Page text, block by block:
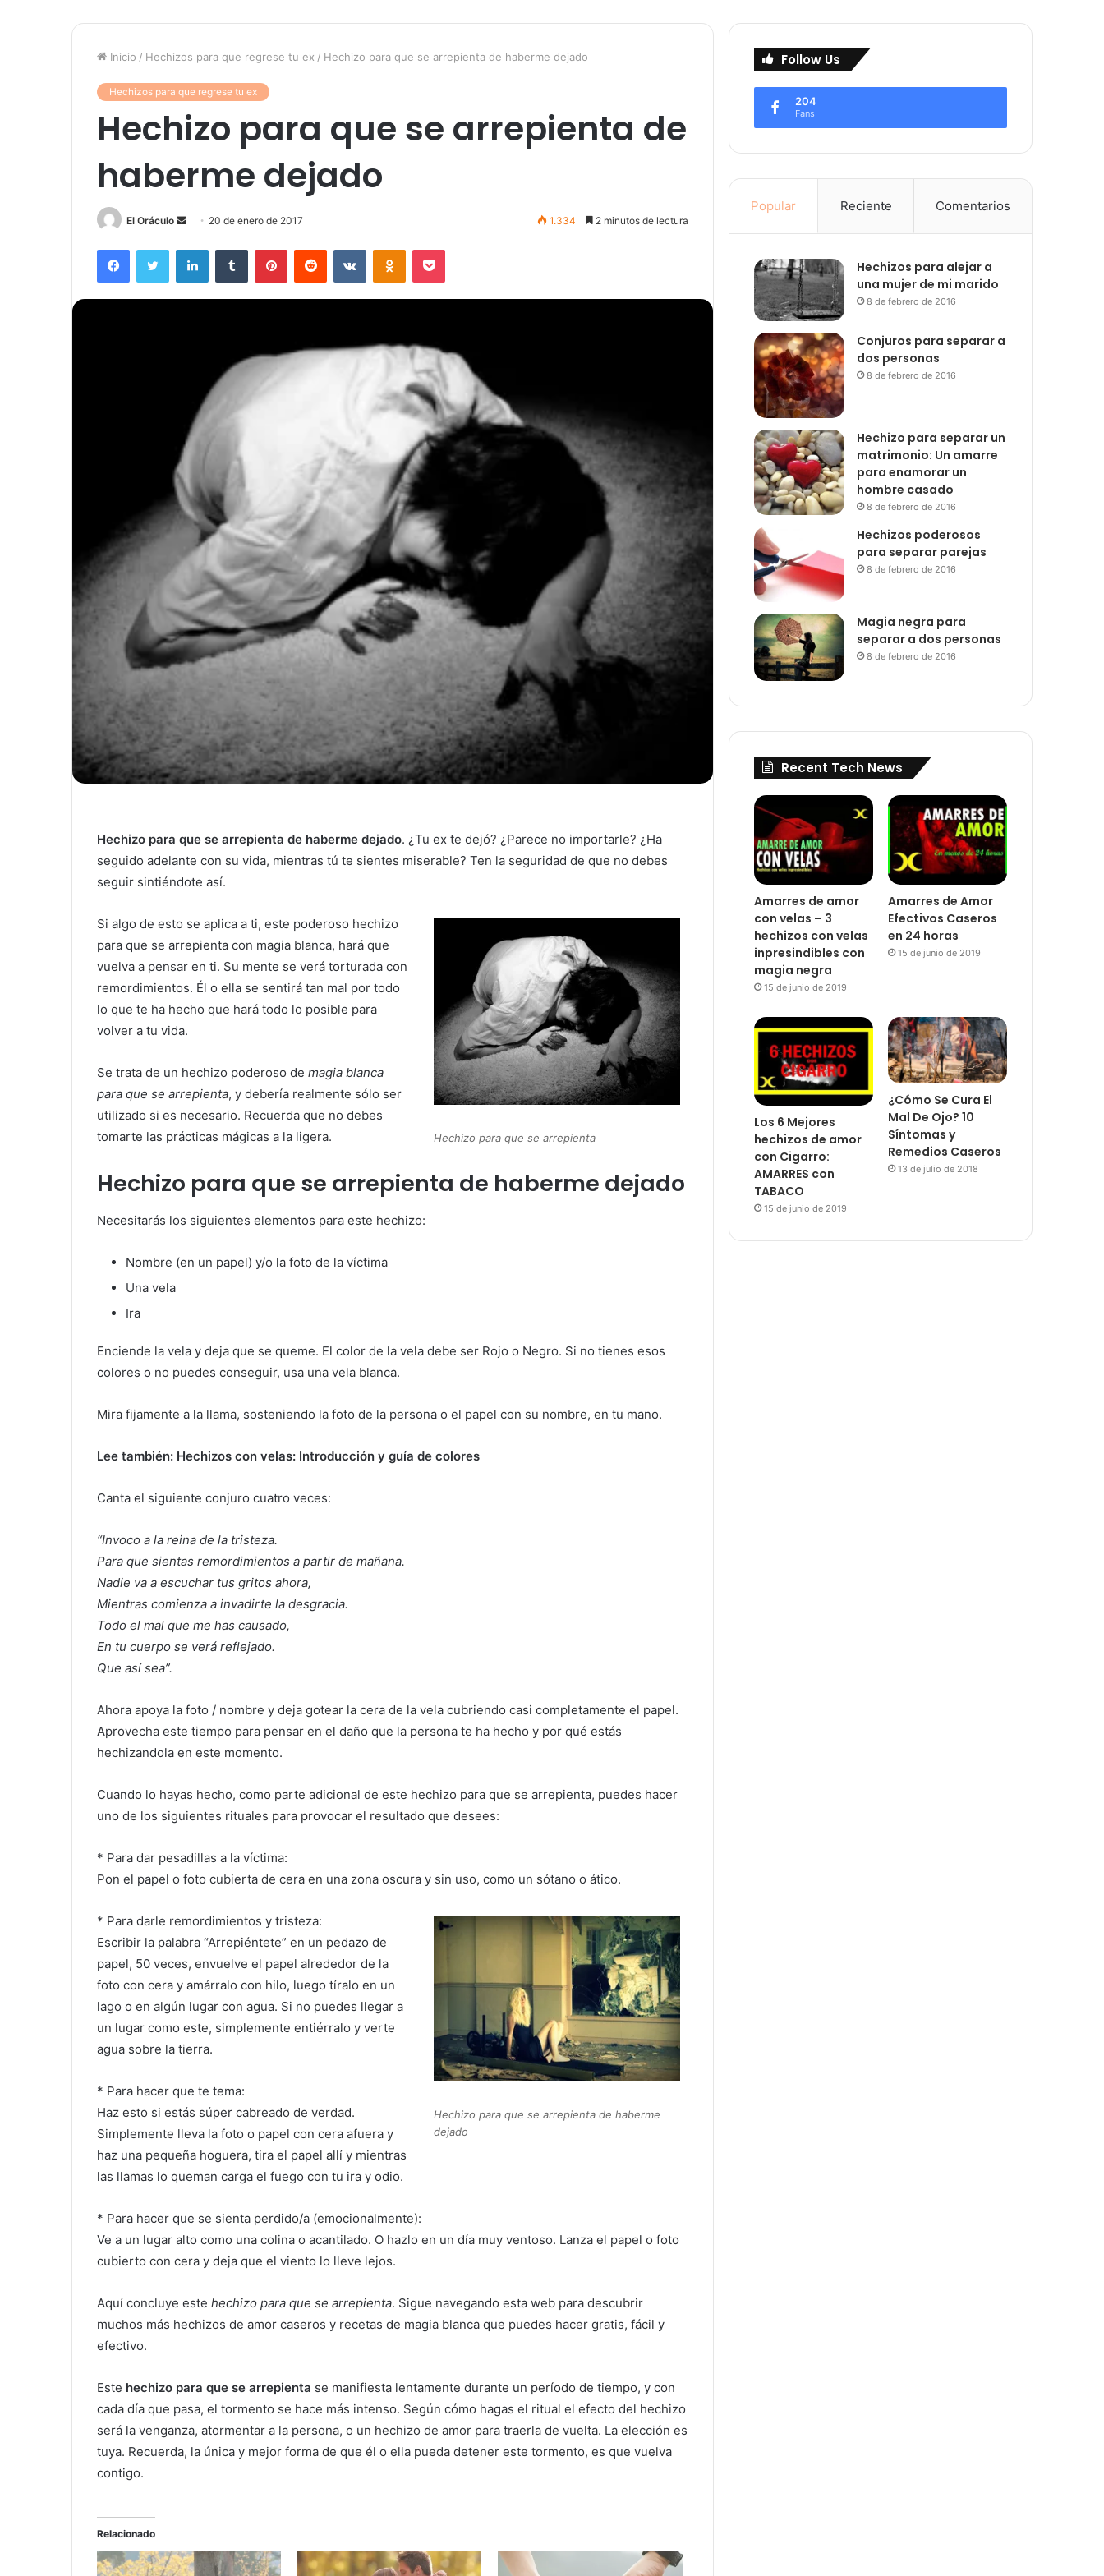
Inicio / Hechizos para que regrese tu ex / Hechizo para que se arrepienta de haberme dejado
Hechizos para que regrese tu ex
Hechizo para que se arrepienta de
haberme dejado
El Oráculo
Send
email
20 de enero de 2017 1.334 2 minutos de lectura
FacebookTwitter LinkedInTumblr PinterestReddit VKontakteOdnoklassniki
Pocket
Hechizo para que se arrepienta de haberme dejado. ¿Tu ex te dejó? ¿Parece no importarle? ¿Ha
seguido adelante con su vida, mientras tú te sientes miserable? Ten la seguridad de que no debes
seguir sintiéndote así.
Hechizo para que se arrepienta
Si algo de esto se aplica a ti, este poderoso hechizo
para que se arrepienta con magia blanca, hará que
vuelva a pensar en ti. Su mente se verá torturada con
remordimientos. Él o ella se sentirá tan mal por todo
lo que te ha hecho que hará todo lo posible para
volver a tu vida.
Se trata de un hechizo poderoso de magia blanca
para que se arrepienta, y debería realmente sólo ser
utilizado si es necesario. Recuerda que no debes
tomarte las prácticas mágicas a la ligera.
Hechizo para que se arrepienta de haberme dejado
Necesitarás los siguientes elementos para este hechizo:
Nombre (en un papel) y/o la foto de la víctima
Una vela
Ira
Enciende la vela y deja que se queme. El color de la vela debe ser Rojo o Negro. Si no tienes esos
colores o no puedes conseguir, usa una vela blanca.
Mira fijamente a la llama, sosteniendo la foto de la persona o el papel con su nombre, en tu mano.
Lee también: Hechizos con velas: Introducción y guía de colores
Canta el siguiente conjuro cuatro veces:
“Invoco a la reina de la tristeza.
Para que sientas remordimientos a partir de mañana.
Nadie va a escuchar tus gritos ahora,
Mientras comienza a invadirte la desgracia.
Todo el mal que me has causado,
En tu cuerpo se verá reflejado.
Que así sea”.
Ahora apoya la foto / nombre y deja gotear la cera de la vela cubriendo casi completamente el papel.
Aprovecha este tiempo para pensar en el daño que la persona te ha hecho y por qué estás
hechizandola en este momento.
Cuando lo hayas hecho, como parte adicional de este hechizo para que se arrepienta, puedes hacer
uno de los siguientes rituales para provocar el resultado que desees:
* Para dar pesadillas a la víctima:
Pon el papel o foto cubierta de cera en una zona oscura y sin uso, como un sótano o ático.
Hechizo para que se arrepienta de haberme
dejado
* Para darle remordimientos y tristeza:
Escribir la palabra “Arrepiéntete” en un pedazo de
papel, 50 veces, envuelve el papel alrededor de la
foto con cera y amárralo con hilo, luego tíralo en un
lago o en algún lugar con agua. Si no puedes llegar a
un lugar como este, simplemente entiérralo y verte
agua sobre la tierra.
* Para hacer que te tema:
Haz esto si estás súper cabreado de verdad.
Simplemente lleva la foto o papel con cera afuera y
haz una pequeña hoguera, tira el papel allí y mientras
las llamas lo queman carga el fuego con tu ira y odio.
* Para hacer que se sienta perdido/a (emocionalmente):
Ve a un lugar alto como una colina o acantilado. O hazlo en un día muy ventoso. Lanza el papel o foto
cubierto con cera y deja que el viento lo lleve lejos.
Aquí concluye este hechizo para que se arrepienta. Sigue navegando esta web para descubrir
muchos más hechizos de amor caseros y recetas de magia blanca que puedes hacer gratis, fácil y
efectivo.
Este hechizo para que se arrepienta se manifiesta lentamente durante un período de tiempo, y con
cada día que pasa, el tormento se hace más intenso. Según cómo hagas el ritual el efecto del hechizo
será la venganza, atormentar a la persona, o un hechizo de amor para traerla de vuelta. La elección es
tuya. Recuerda, la única y mejor forma de que él o ella pueda detener este tormento, es que vuelva
contigo.
Relacionado
Follow Us
204
Fans
Popular Reciente Comentarios
Hechizos para alejar a
una mujer de mi marido
8 de febrero de 2016
Conjuros para separar a
dos personas
8 de febrero de 2016
Hechizo para separar un
matrimonio: Un amarre
para enamorar un
hombre casado
8 de febrero de 2016
Hechizos poderosos
para separar parejas
8 de febrero de 2016
Magia negra para
separar a dos personas
8 de febrero de 2016
Recent Tech News
Amarres de amor
con velas – 3
hechizos con velas
inpresindibles con
magia negra
15 de junio de 2019
Amarres de Amor
Efectivos Caseros
en 24 horas
15 de junio de 2019
Los 6 Mejores
hechizos de amor
con Cigarro:
AMARRES con
TABACO
15 de junio de 2019
¿Cómo Se Cura El
Mal De Ojo? 10
Síntomas y
Remedios Caseros
13 de julio de 2018